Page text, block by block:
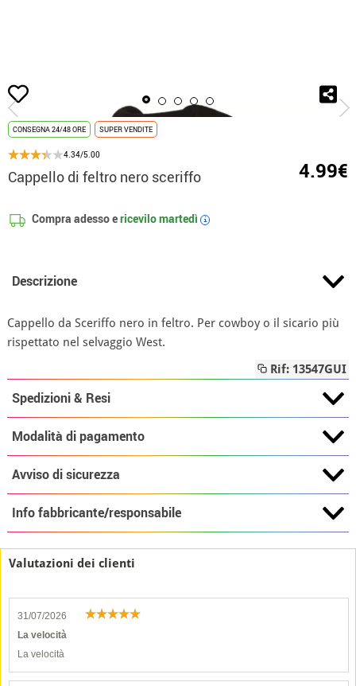
Inizio Cappello di feltro nero sceriffo
CONSEGNA 24/48 ORE SUPER VENDITE
4.34/5.00
Cappello di feltro nero sceriffo 4.99€
Compra adesso ericevilomartedì i
Descrizione
Cappello da Sceriffo nero in feltro. Per cowboy o il sicario più
rispettato nel selvaggio West.
Rif: 13547GUI
Spedizioni & Resi
Modalità di pagamento
Avviso di sicurezza
Info fabbricante/responsabile
Valutazioni dei clienti
31/07/2026
La velocità
La velocità